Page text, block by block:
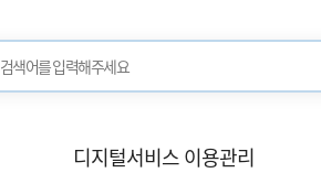
검색어를 입력해주세요
디지털서비스 이용관리